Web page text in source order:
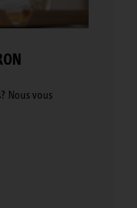
Nous vous